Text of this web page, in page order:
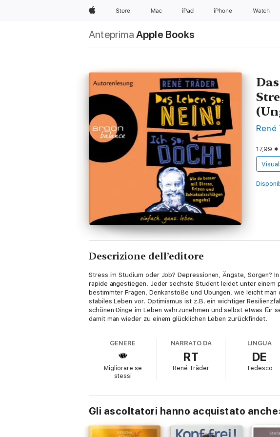
AppleStore Mac iPad iPhone Watch
Anteprima Apple Books
René
17,99 €
Descrizione dell’editore
Stress im Studium oder Job? Depressionen, Ängste, Sorgen?
rapide angestiegen. Jeder sechste Student leidet unter einem
bestimmter Fragen, Denkanstöße und Übungen, wie leicht
stabiles Leben vor. Optimismus ist z.B. ein wichtiger
schönen Dinge im Leben wahrzunehmen und selbst etwas für
damit man wieder zu einem glücklichen Leben zurückfindet.
GENERE
Migliorare se
stessi
NARRATO DA
RT
René Träder
LINGUA
DE
Tedesco
Gli ascoltatori hanno acquistato anche